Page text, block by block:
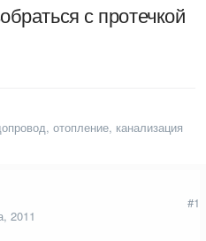
с протечкой
отопление, канализация
2011
#1